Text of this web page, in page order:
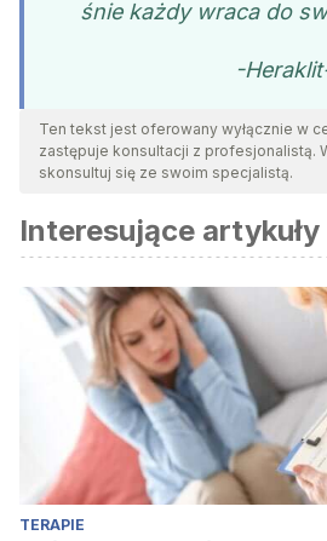
śnie każdy wraca do
-
Ten tekst jest oferowany wyłącznie w
zastępuje konsultacji z profesjonalistą.
skonsultuj się ze swoim specjalistą.
Interesujące artykuły
TERAPIE